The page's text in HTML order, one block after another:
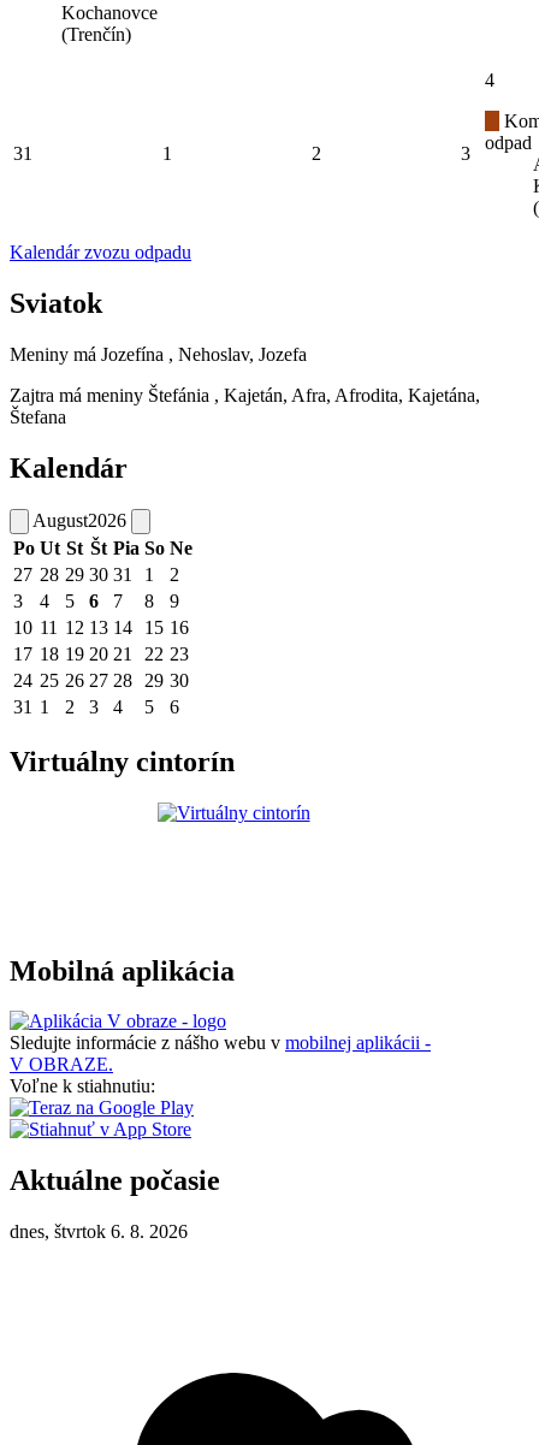
Kochanovce
(Trenčín)
31 1 2 3
4
odpad
Kalendár zvozu odpadu
Sviatok
Meniny má Jozefína , Nehoslav, Jozefa
Zajtra má meniny Štefánia , Kajetán, Afra, Afrodita, Kajetána,
Štefana
Kalendár
August2026
Po Ut St Št Pia So Ne
27 28 29 30 31 1
2
3
4 5 6 7 8
9
10 11 12 13 14 15 16
17 18 19 20 21 22 23
24 25 26 27 28 29 30
31 1 2 3 4 5 6
Virtuálny cintorín
Mobilná aplikácia
Sledujte informácie z nášho webu v mobilnej aplikácii -
V OBRAZE.
Voľne k stiahnutiu:
Aktuálne počasie
dnes, štvrtok 6. 8. 2026